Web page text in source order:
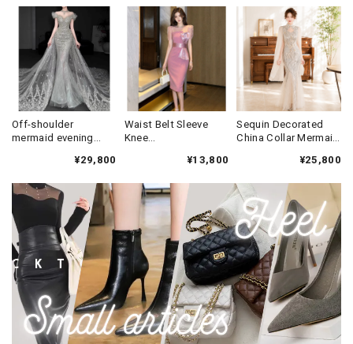
Off-shoulder
mermaid evening
¥29,800
Waist Belt Sleeve
Knee
¥13,800
Sequin Decorated
China Collar Mermaid
¥25,800